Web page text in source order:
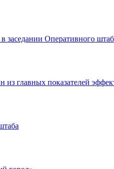
Оперативного
главных показателей